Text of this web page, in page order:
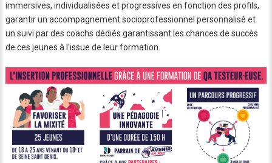
immersives, individualisées et progressives en fonction des profils,
garantir un accompagnement socioprofessionnel personnalisé et
un suivi par des coachs dédiés garantissant les chances de succès
de ces jeunes à l'issue de leur formation.